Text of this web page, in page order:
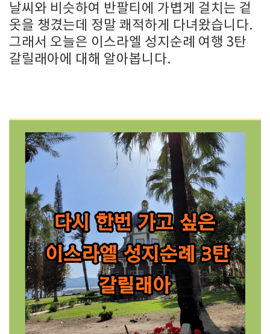
날씨와 비슷하여 반팔티에 가볍게 걸치는 겉
옷을 챙겼는데 정말 쾌적하게 다녀왔습니다.
그래서 오늘은 이스라엘 성지순례 여행 3탄
갈릴래아에 대해 알아봅니다.